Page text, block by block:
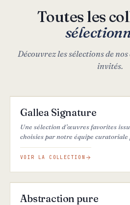
Toutes les
Découvrez les sélections de
invités.
EN VEDETTE
Gallea Signature
Une sélection d’œuvres favorites
choisies par notre équipe
originalité et leur fort impact visuel.
VOIR LA COLLECTION
EN VEDETTE
16 ŒUVRES
Abstraction pure